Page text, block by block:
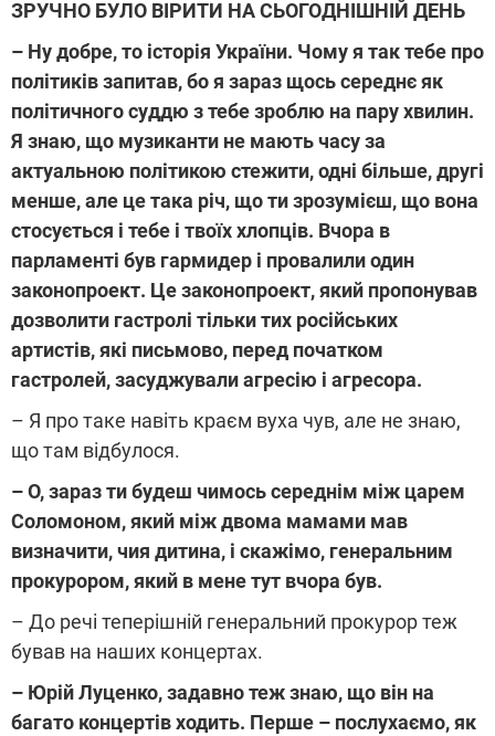
ЗРУЧНО БУЛО ВІРИТИ НА СЬОГОДНІШНІЙ ДЕНЬ
– Ну добре, то історія України. Чому я так тебе про
політиків запитав, бо я зараз щось середнє як
політичного суддю з тебе зроблю на пару хвилин.
Я знаю, що музиканти не мають часу за
актуальною політикою стежити, одні більше, другі
менше, але це така річ, що ти зрозумієш, що вона
стосується і тебе і твоїх хлопців. Вчора в
парламенті був гармидер і провалили один
законопроект. Це законопроект, який пропонував
дозволити гастролі тільки тих російських
артистів, які письмово, перед початком
гастролей, засуджували агресію і агресора.
– Я про таке навіть краєм вуха чув, але не знаю,
що там відбулося.
– О, зараз ти будеш чимось середнім між царем
Соломоном, який між двома мамами мав
визначити, чия дитина, і скажімо, генеральним
прокурором, який в мене тут вчора був.
– До речі теперішній генеральний прокурор теж
бував на наших концертах.
– Юрій Луценко, задавно теж знаю, що він на
багато концертів ходить. Перше – послухаємо, як